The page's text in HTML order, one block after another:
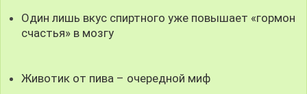
Один лишь вкус спиртного уже повышает «гормон
счастья» в мозгу
Животик от пива – очередной миф